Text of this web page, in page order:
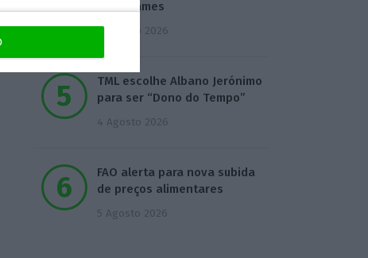
nos exames
4 Agosto 2026
TML escolhe Albano Jerónimo
para ser “Dono do Tempo”
4 Agosto 2026
FAO alerta para nova subida
de preços alimentares
5 Agosto 2026